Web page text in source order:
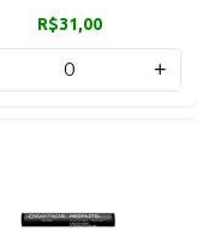
R$31,00
+